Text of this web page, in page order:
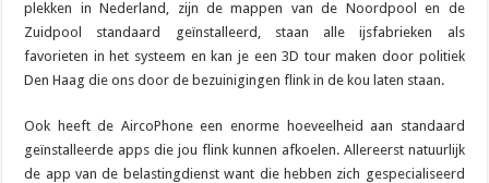
plekken in Nederland, zijn de mappen van de Noordpool en de
Zuidpool standaard geïnstalleerd, staan alle ijsfabrieken als
favorieten in het systeem en kan je een 3D tour maken door politiek
Den Haag die ons door de bezuinigingen flink in de kou laten staan.
Ook heeft de AircoPhone een enorme hoeveelheid aan standaard
geïnstalleerde apps die jou flink kunnen afkoelen. Allereerst natuurlijk
de app van de belastingdienst want die hebben zich gespecialiseerd